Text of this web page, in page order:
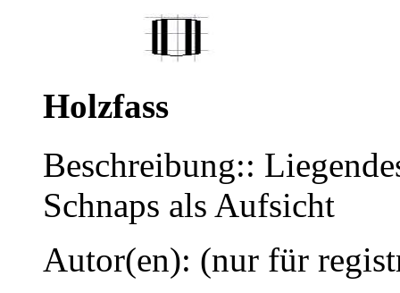
Holzfass
Beschreibung::
Schnaps als Aufsicht
Autor(en): (nur für